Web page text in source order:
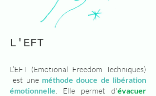
L'EFT
L’EFT (Emotional Freedom Techniques)
est uneméthode douce de libération
émotionnelle. Elle permet d'évacuer